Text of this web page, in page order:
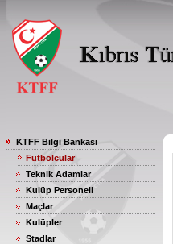
KTFF Bilgi Bankası
Futbolcular
Teknik Adamlar
Kulüp Personeli
Maçlar
Kulüpler
Stadlar